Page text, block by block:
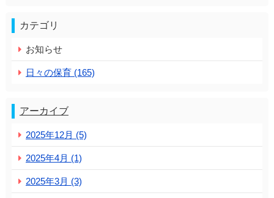
カテゴリ
お知らせ
日々の保育 (165)
アーカイブ
2025年12月 (5)
2025年4月 (1)
2025年3月 (3)